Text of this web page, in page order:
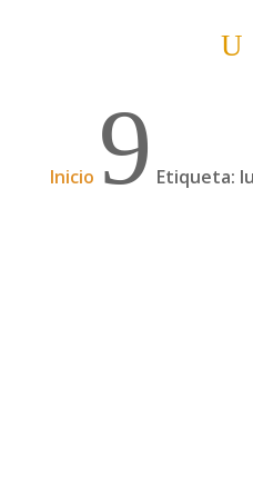
Inicio 9 Etiqueta: